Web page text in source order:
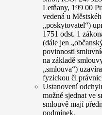
Letňany, 199 00
vedená u
„poskytovatel“)
1751 odst. 1
(dále jen
povinnosti
na základě
„smlouva“)
fyzickou či
Ustanovení
možné sjednat ve
smlouvě mají
podmínek.